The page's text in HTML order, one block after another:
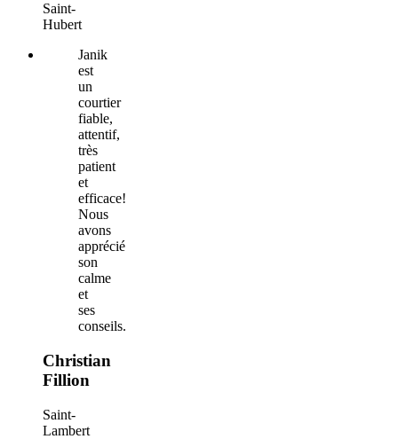
Saint-
Hubert
Janik
est
un
courtier
fiable,
attentif,
très
patient
et
efficace!
Nous
avons
apprécié
son
calme
et
ses
conseils.
Christian
Fillion
Saint-
Lambert